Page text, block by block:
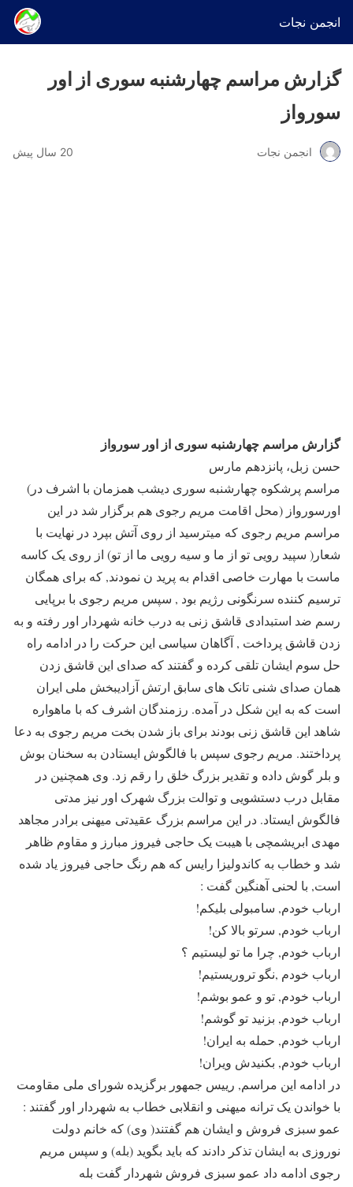
انجمن نجات
گزارش مراسم چهارشنبه سوری از اور
سورواز
انجمن نجات 20 سال پیش
گزارش مراسم چهارشنبه سوری از اور سورواز
حسن زبل، پانزدهم مارس
مراسم پرشکوه چهارشنبه سوری دیشب همزمان با اشرف در)
اورسورواز (محل اقامت مریم رجوی هم برگزار شد در این
مراسم مریم رجوی که میترسید از روی آتش بپرد در نهایت با
شعار( سپید رویی تو از ما و سیه رویی ما از تو) از روی یک کاسه
ماست با مهارت خاصی اقدام به پرید ن نمودند, که برای همگان
ترسیم کننده سرنگونی رژیم بود , سپس مریم رجوی با برپایی
رسم ضد استبدادی قاشق زنی به درب خانه شهردار اور رفته و به
زدن قاشق پرداخت , آگاهان سیاسی این حرکت را در ادامه راه
حل سوم ایشان تلقی کرده و گفتند که صدای این قاشق زدن
همان صدای شنی تانک های سابق ارتش آزادیبخش ملی ایران
است که به این شکل در آمده. رزمندگان اشرف که با ماهواره
شاهد این قاشق زنی بودند برای باز شدن بخت مریم رجوی به دعا
پرداختند. مریم رجوی سپس با فالگوش ایستادن به سخنان بوش
و بلر گوش داده و تقدیر بزرگ خلق را رقم زد. وی همچنین در
مقابل درب دستشویی و توالت بزرگ شهرک اور نیز مدتی
فالگوش ایستاد. در این مراسم بزرگ عقیدتی میهنی برادر مجاهد
مهدی ابریشمچی با هیبت یک حاجی فیروز مبارز و مقاوم ظاهر
شد و خطاب به کاندولیزا رایس که هم رنگ حاجی فیروز یاد شده
است, با لحنی آهنگین گفت :
ارباب خودم, سامبولی بلیکم!
ارباب خودم, سرتو بالا کن!
ارباب خودم, چرا ما تو لیستیم ؟
ارباب خودم ,نگو تروریستیم!
ارباب خودم, تو و عمو بوشم!
ارباب خودم, بزنید تو گوشم!
ارباب خودم, حمله به ایران!
ارباب خودم, بکنیدش ویران!
در ادامه این مراسم, رییس جمهور برگزیده شورای ملی مقاومت
با خواندن یک ترانه میهنی و انقلابی خطاب به شهردار اور گفتند :
عمو سبزی فروش و ایشان هم گفتند( وی) که خانم دولت
نوروزی به ایشان تذکر دادند که باید بگوید (بله) و سپس مریم
رجوی ادامه داد عمو سبزی فروش شهردار گفت بله